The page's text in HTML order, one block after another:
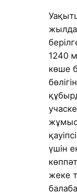
1240
көше
үшін
жеке